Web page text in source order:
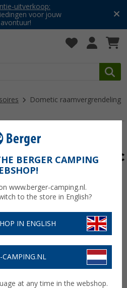
uitverkoop:
voor jouw
avontuur!
Dometic raamvergrendeling
aluminium
BERGER CAMPING
www.berger-camping.nl.
to the store in English?
IN ENGLISH
CAMPING.NL
at any time in the webshop.